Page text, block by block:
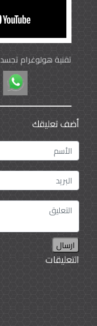
تقنية هولوغرام تجسد
أضف تعليقك
ارسال
التعليقات